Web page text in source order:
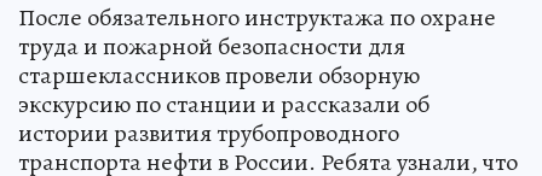
После обязательного инструктажа по охране
труда и пожарной безопасности для
старшеклассников провели обзорную
экскурсию по станции и рассказали об
истории развития трубопроводного
транспорта нефти в России. Ребята узнали, что